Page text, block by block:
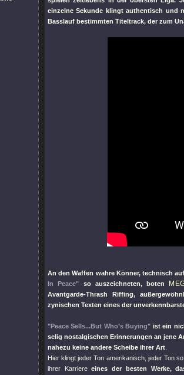
einzelne Sekunde klingt authentisch und
Basslauf bestimmten Titeltrack, der zum
An den Waffen wahre Könner, technisch
In Peace" so auszeichneten, boten
Avantgarde-Thrash Riffing,
zynischen Texten eines der
"Peace Sells...But Who’s Buying" ist ein
selig nostalgischen Erinnerungen an jene
nahezu keine andere Scheibe ihrer Art
Hier klingt jeder Ton amerikanisch, jeder Ton
ihrer Karriereeines der besten Werke,